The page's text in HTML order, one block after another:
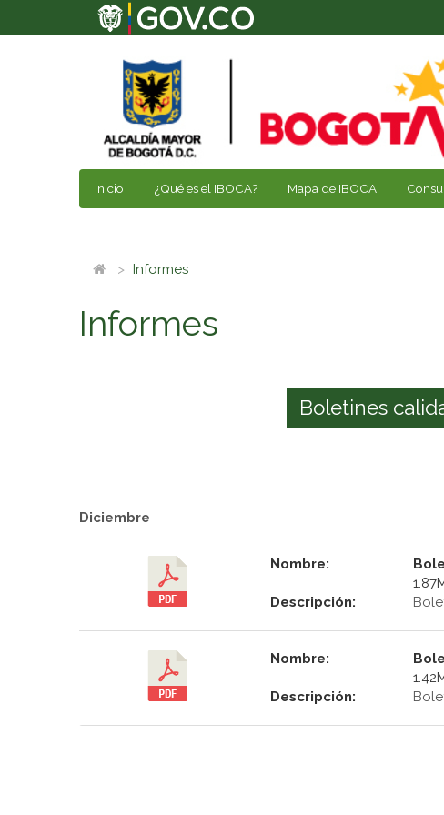
Inicio ¿Qué es el IBOCA? Mapa de IBOCA
Informes
Informes
Boletines
Diciembre
Nombre:
Descripción:
Nombre:
Descripción: